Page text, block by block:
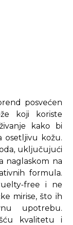
posvećen
koji koriste
kako bi
osetljivu kožu.
uključujući
naglaskom na
formula.
free i ne
mirise, što ih
upotrebu.
kvalitetu i